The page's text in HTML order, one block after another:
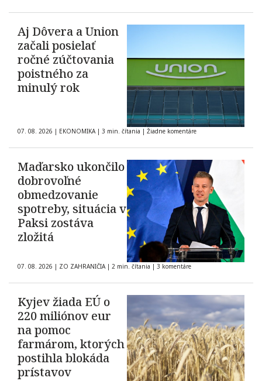
Aj Dôvera a Union
začali posielať
ročné zúčtovania
poistného za
minulý rok
07. 08. 2026 | EKONOMIKA | 3 min. čítania | Žiadne komentáre
Maďarsko ukončilo
dobrovoľné
obmedzovanie
spotreby, situácia v
Paksi zostáva
zložitá
07. 08. 2026 | ZO ZAHRANIČIA | 2 min. čítania | 3 komentáre
Kyjev žiada EÚ o
220 miliónov eur
na pomoc
farmárom, ktorých
postihla blokáda
prístavov